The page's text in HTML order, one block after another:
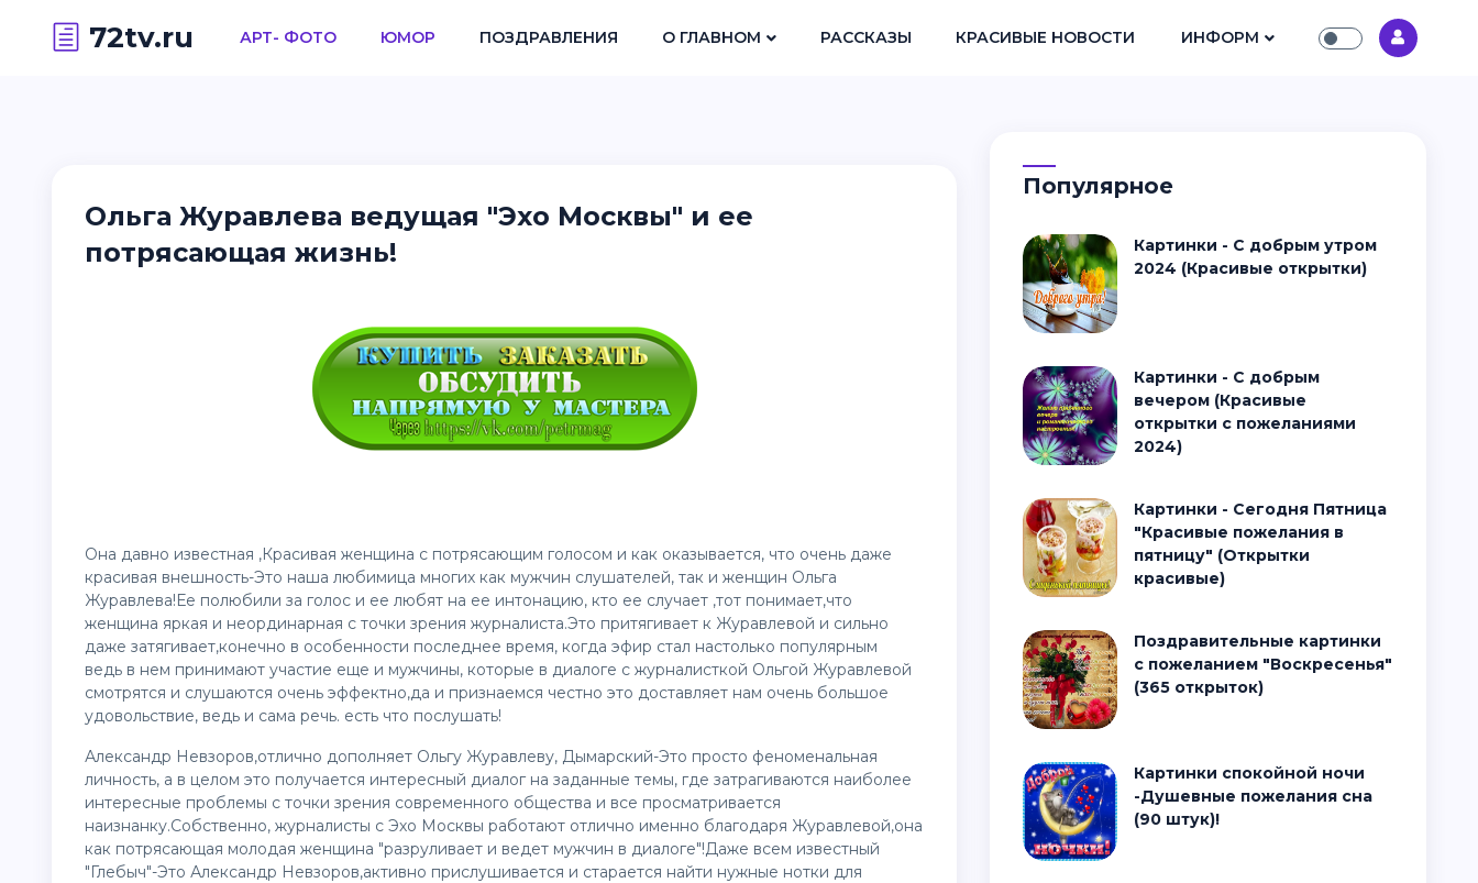
72tv.ru АРТ- ФОТО ЮМОР ПОЗДРАВЛЕНИЯ О ГЛАВНОМ РАССКАЗЫ КРАСИВЫЕ НОВОСТИ ИНФОРМ
Ольга Журавлева ведущая "Эхо Москвы" и ее
потрясающая жизнь!
Она давно известная ,Красивая женщина с потрясающим голосом и как оказывается, что очень даже
красивая внешность-Это наша любимица многих как мужчин слушателей, так и женщин Ольга
Журавлева!Ее полюбили за голос и ее любят на ее интонацию, кто ее случает ,тот понимает,что
женщина яркая и неординарная с точки зрения журналиста.Это притягивает к Журавлевой и сильно
даже затягивает,конечно в особенности последнее время, когда эфир стал настолько популярным
ведь в нем принимают участие еще и мужчины, которые в диалоге с журналисткой Ольгой Журавлевой
смотрятся и слушаются очень эффектно,да и признаемся честно это доставляет нам очень большое
удовольствие, ведь и сама речь. есть что послушать!
Александр Невзоров,отлично дополняет Ольгу Журавлеву, Дымарский-Это просто феноменальная
личность, а в целом это получается интересный диалог на заданные темы, где затрагиваются наиболее
интересные проблемы с точки зрения современного общества и все просматривается
наизнанку.Собственно, журналисты с Эхо Москвы работают отлично именно благодаря Журавлевой,она
как потрясающая молодая женщина "разруливает и ведет мужчин в диалоге"!Даже всем известный
"Глебыч"-Это Александр Невзоров,активно прислушивается и старается найти нужные нотки для
Популярное
Картинки - С добрым утром
2024 (Красивые открытки)
Картинки - С добрым
вечером (Красивые
открытки с пожеланиями
2024)
Картинки - Сегодня Пятница
"Красивые пожелания в
пятницу" (Открытки
красивые)
Поздравительные картинки
с пожеланием "Воскресенья"
(365 открыток)
Картинки спокойной ночи
-Душевные пожелания сна
(90 штук)!